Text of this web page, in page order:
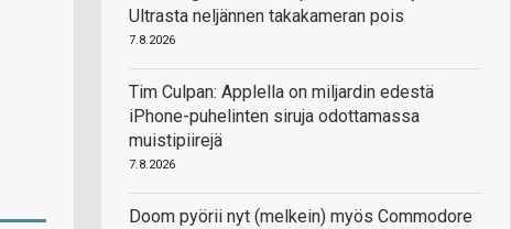
Ultrasta neljännen takakameran pois
7.8.2026
Tim Culpan: Applella on miljardin edestä
iPhone-puhelinten siruja odottamassa
muistipiirejä
7.8.2026
Doom pyörii nyt (melkein) myös Commodore